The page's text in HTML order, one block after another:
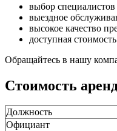
выбор
выездное
высокое качество
доступная
Обращайтесь в нашу
Стоимость
Должность
Официант